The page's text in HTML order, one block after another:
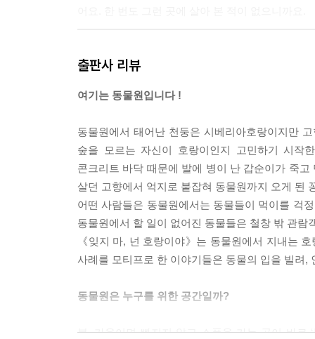
출판사 리뷰
여기는 동물원입니다 !
동물원에서 태어난 천둥은 시베리아호랑이지만
숲을 모르는 자신이 호랑이인지 고민하기 시작
콘크리트 바닥 때문에 발에 병이 난 갑순이가 죽
살던 고향에서 억지로 붙잡혀 동물원까지 오게 된
어떤 사람들은 동물원에서는 동물들이 먹이를 걱
동물원에서 할 일이 없어진 동물들은 철창 밖 관람
《잊지 마, 넌 호랑이야》는 동물원에서 지내는
사례를 모티프로 한 이야기들은 동물의 입을 빌려,
동물원은 누구를 위한 공간일까?
봄, 가을이면 빠지지 않고 소풍을 가는 곳이 바로